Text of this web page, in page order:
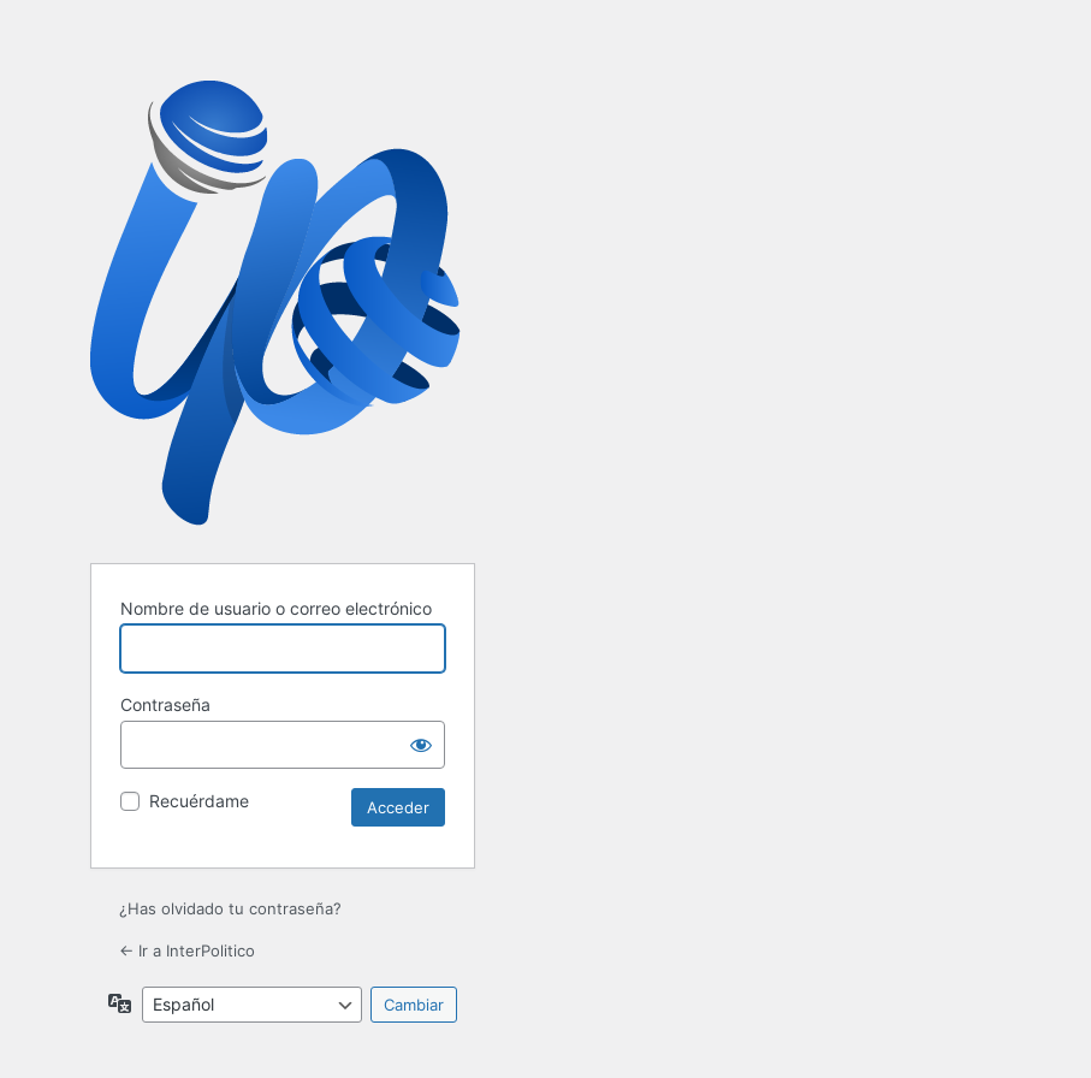
Nombre de usuario o correo electrónico
Contraseña
Recuérdame
¿Has olvidado tu contraseña?
← Ir a InterPolitico
Idioma